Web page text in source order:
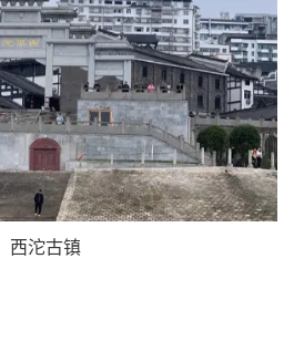
西沱古镇